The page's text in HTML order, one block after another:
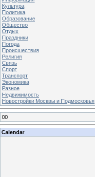
Культура
Политика
Образование
Общество
Отдых
Праздники
Погода
Происшествия
Религия
Связь
Спорт
Транспорт
Экономика
Разное
Недвижимость
Новостройки Москвы и Подмосковья
00
Calendar